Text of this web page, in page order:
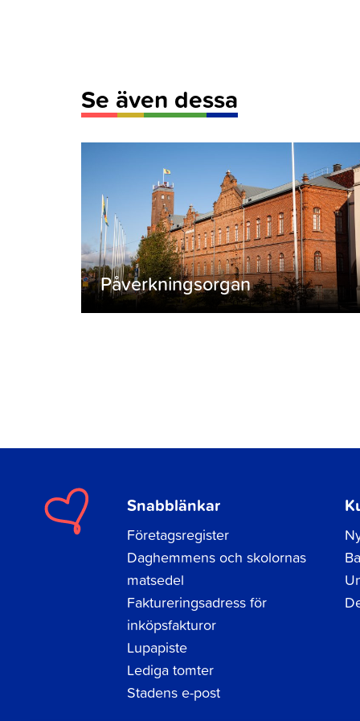
Se även dessa
Påverkningsorgan
Snabblänkar
Företagsregister
Daghemmens och skolornas
matsedel
Faktureringsadress för
inköpsfakturor
Lupapiste
Lediga tomter
Stadens e-post